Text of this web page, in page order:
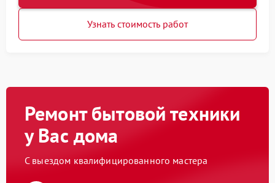
Узнать стоимость работ
Ремонт бытовой техники
у Вас дома
С выездом квалифицированного мастера